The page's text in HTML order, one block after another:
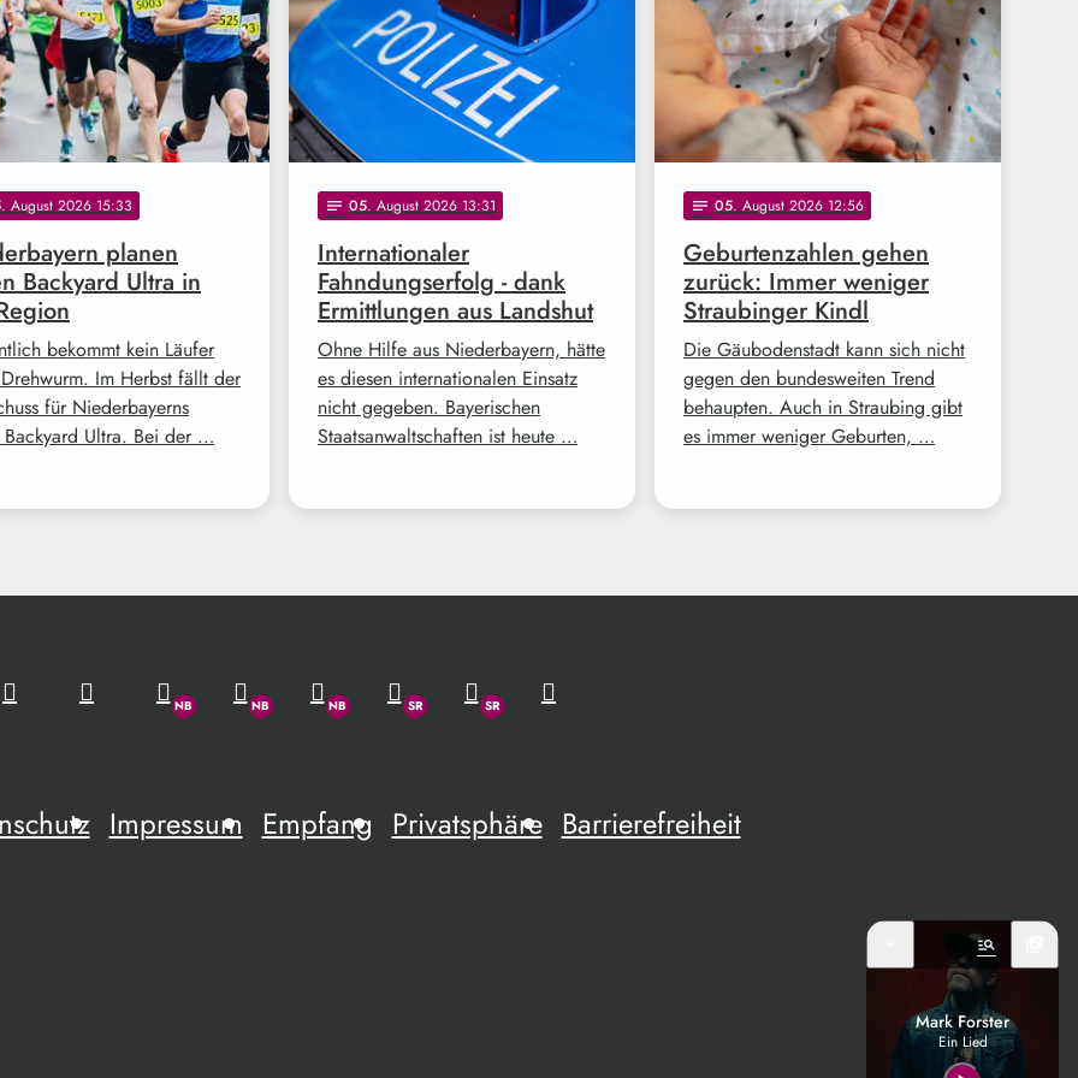
. August 2026 15:33
planen
Backyard Ultra in
bekommt kein Läufer
Im Herbst fällt der
für Niederbayerns
Backyard Ultra. Bei der …
notes 05. August 2026 13:31
Internationaler
Fahndungserfolg - dank
Ermittlungen aus Landshut
Ohne Hilfe aus Niederbayern, hätte
es diesen internationalen Einsatz
nicht gegeben. Bayerischen
Staatsanwaltschaften ist heute …
notes 05. August 2026 12:56
Geburtenzahlen gehen
zurück: Immer weniger
Straubinger Kindl
Die Gäubodenstadt kann sich nicht
gegen den bundesweiten Trend
behaupten. Auch in Straubing gibt
es immer weniger Geburten, …
Impressum Empfang Privatsphäre Barrierefreiheit
manage_search
Mark Forster
Ein Lied